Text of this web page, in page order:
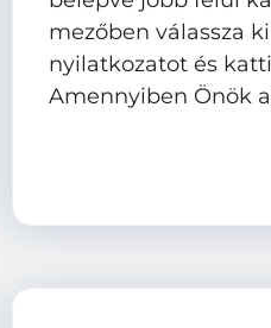
mezőben válassza
nyilatkozatot és
Amennyiben Önök